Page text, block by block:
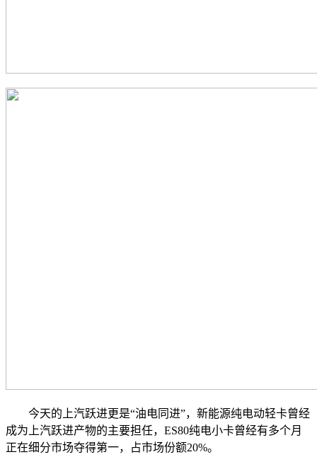
今天的上汽跃进更是“油电同进”，新能源纯电动轻卡曾经
成为上汽跃进产物的主要担任，ES80纯电小卡曾经有多个月
正在细分市场夺得第一，占市场份额20%。